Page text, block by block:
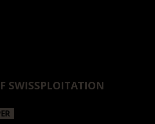
SWISSPLOITATION